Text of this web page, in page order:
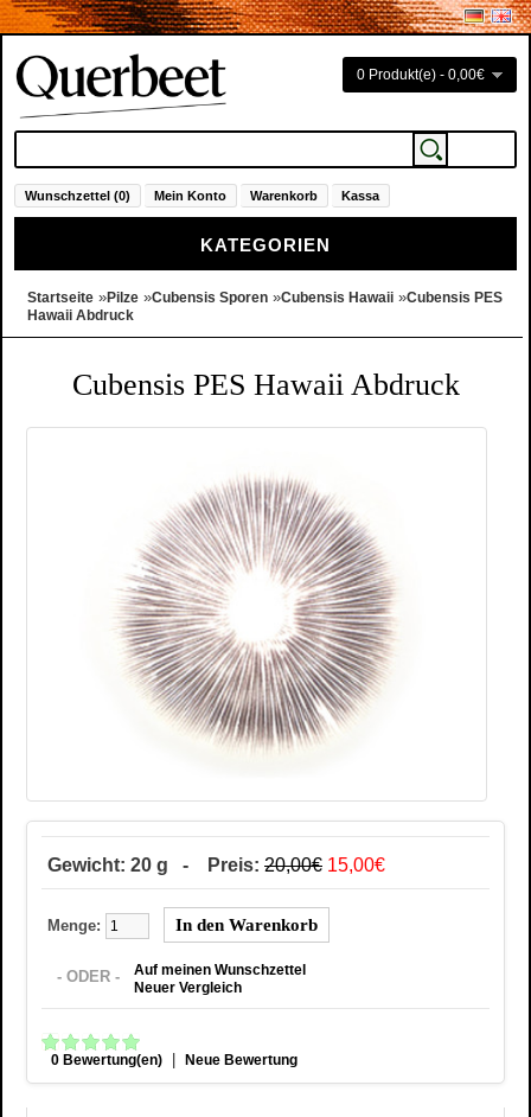
0 Produkt(e) - 0,00€
Wunschzettel (0) Mein Konto Warenkorb Kassa
KATEGORIEN
Startseite »Pilze »Cubensis Sporen »Cubensis Hawaii »Cubensis PES
Hawaii Abdruck
Cubensis PES Hawaii Abdruck
Gewicht: 20 g - Preis: 20,00€ 15,00€
Menge:
- ODER -
Auf meinen Wunschzettel
Neuer Vergleich
0 Bewertung(en) | Neue Bewertung